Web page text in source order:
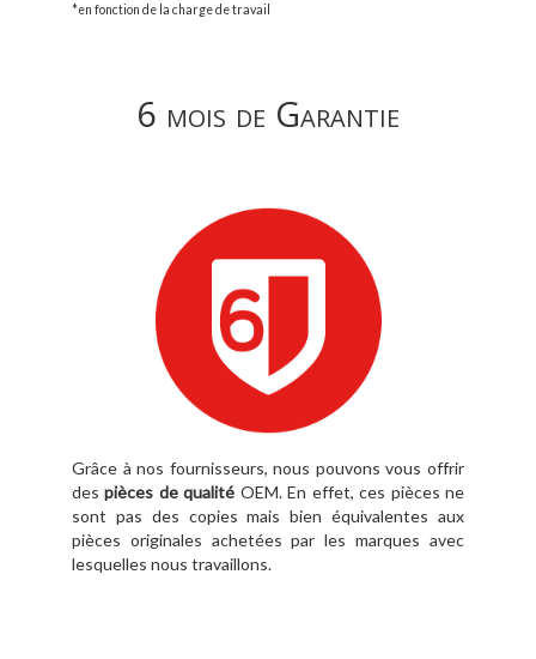
*en fonction de la charge de travail
6 mois de Garantie
Grâce à nos fournisseurs, nous pouvons vous offrir
despièces de qualité OEM. En effet, ces pièces ne
sont pas des copies mais bien équivalentes aux
pièces originales achetées par les marques avec
lesquelles nous travaillons.